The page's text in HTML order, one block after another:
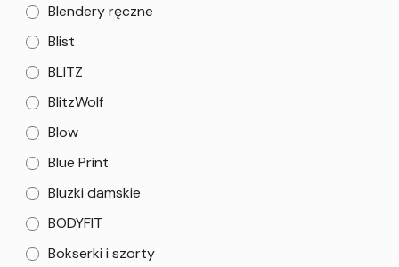
Blendery ręczne
Blist
BLITZ
BlitzWolf
Blow
Blue Print
Bluzki damskie
BODYFIT
Bokserki i szorty